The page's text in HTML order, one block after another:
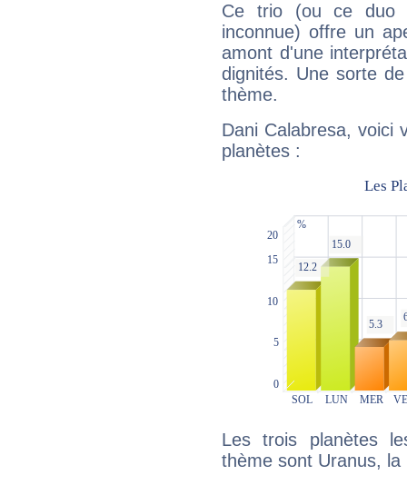
Ce trio (ou ce duo
inconnue) offre un
amont d'une
dignités. Une sorte
thème.
Dani Calabresa, voici
planètes :
Les trois planètes
thème sont Uranus, la